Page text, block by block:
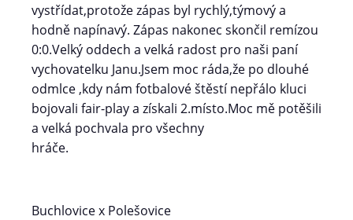
vystřídat,protože zápas byl rychlý,týmový a
hodně napínavý. Zápas nakonec skončil remízou
0:0.Velký oddech a velká radost pro naši paní
vychovatelku Janu.Jsem moc ráda,že po dlouhé
odmlce ,kdy nám fotbalové štěstí nepřálo kluci
bojovali fair-play a získali 2.místo.Moc mě potěšili
a velká pochvala pro všechny
hráče.
Buchlovice x Polešovice